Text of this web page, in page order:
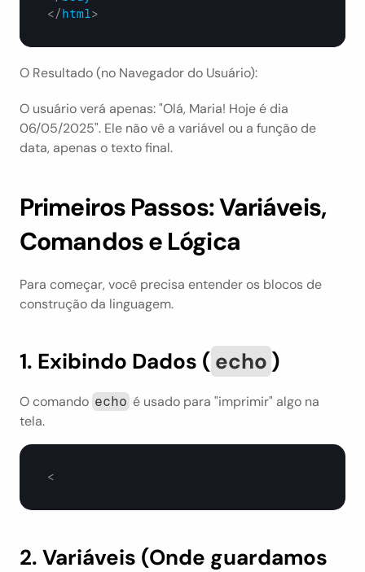
</ html>
O Resultado (no Navegador do Usuário):
O usuário verá apenas: "Olá, Maria! Hoje é dia
06/05/2025". Ele não vê a variável ou a função de
data, apenas o texto final.
Primeiros Passos: Variáveis,
Comandos e Lógica
Para começar, você precisa entender os blocos de
construção da linguagem.
1. Exibindo Dados ( echo )
O comando echo é usado para "imprimir" algo na
tela.
<
2. Variáveis (Onde guardamos